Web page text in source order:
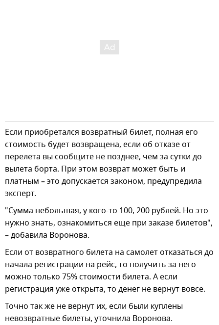
Если приобретался возвратный билет, полная его
стоимость будет возвращена, если об отказе от
перелета вы сообщите не позднее, чем за сутки до
вылета борта. При этом возврат может быть и
платным – это допускается законом, предупредила
эксперт.
"Сумма небольшая, у кого-то 100, 200 рублей. Но это
нужно знать, ознакомиться еще при заказе билетов",
– добавила Воронова.
Если от возвратного билета на самолет отказаться до
начала регистрации на рейс, то получить за него
можно только 75% стоимости билета. А если
регистрация уже открыта, то денег не вернут вовсе.
Точно так же не вернут их, если были куплены
невозвратные билеты, уточнила Воронова.